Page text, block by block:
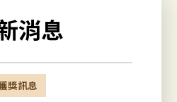
消息
獎訊息